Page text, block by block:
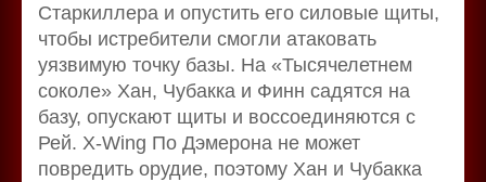
Старкиллера и опустить его силовые щиты,
чтобы истребители смогли атаковать
уязвимую точку базы. На «Тысячелетнем
соколе» Хан, Чубакка и Финн садятся на
базу, опускают щиты и воссоединяются с
Рей. X-Wing По Дэмерона не может
повредить орудие, поэтому Хан и Чубакка